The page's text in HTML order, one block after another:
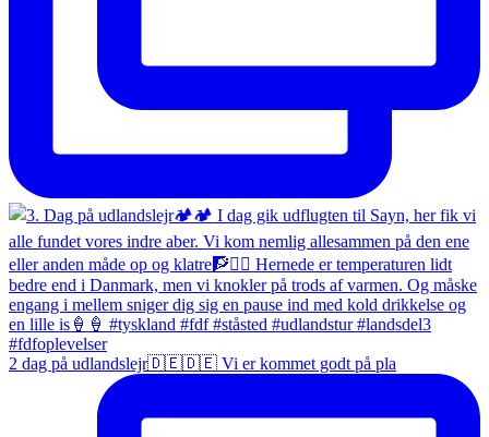
2 dag på udlandslejr🇩🇪🇩🇪 Vi er kommet godt på pla